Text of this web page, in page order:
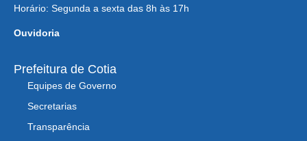
Horário: Segunda a sexta das 8h às 17h
Ouvidoria
Prefeitura de Cotia
Equipes de Governo
Secretarias
Transparência